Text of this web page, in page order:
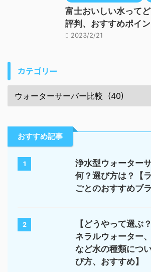
富士おいしい水ってど
評判、おすすめポイン
2023/2/21
カテゴリー
おすすめ記事
1
浄水型ウォーター
何？選び方は？【
ごとのおすすめブ
2
【どうやって選ぶ
ネラルウォーター
など水の種類につ
び方、おすすめ】